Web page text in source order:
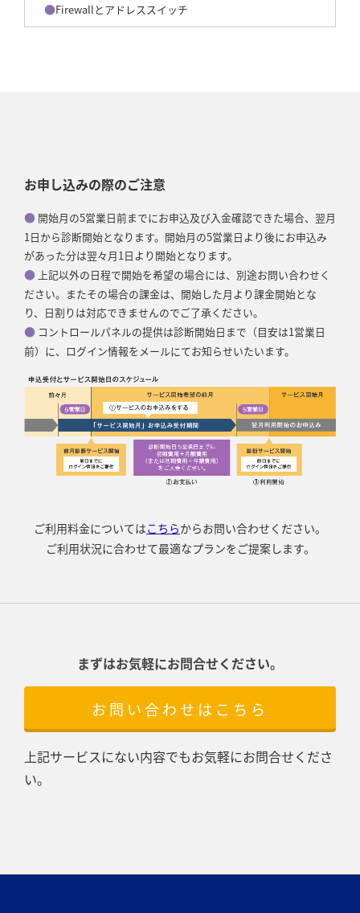
Firewallとアドレススイッチ
お申し込みの際のご注意
● 開始月の5営業日前までにお申込及び入金確認できた場合、翌月
1日から診断開始となります。開始月の5営業日より後にお申込み
があった分は翌々月1日より開始となります。
● 上記以外の日程で開始を希望の場合には、別途お問い合わせく
ださい。またその場合の課金は、開始した月より課金開始とな
り、日割りは対応できませんのでご了承ください。
● コントロールパネルの提供は診断開始日まで（目安は1営業日
前）に、ログイン情報をメールにてお知らせいたいます。
ご利用料金についてはこちらからお問い合わせください。
ご利用状況に合わせて最適なプランをご提案します。
まずはお気軽にお問合せください。
お問い合わせはこちら
上記サービスにない内容でもお気軽にお問合せくださ
い。